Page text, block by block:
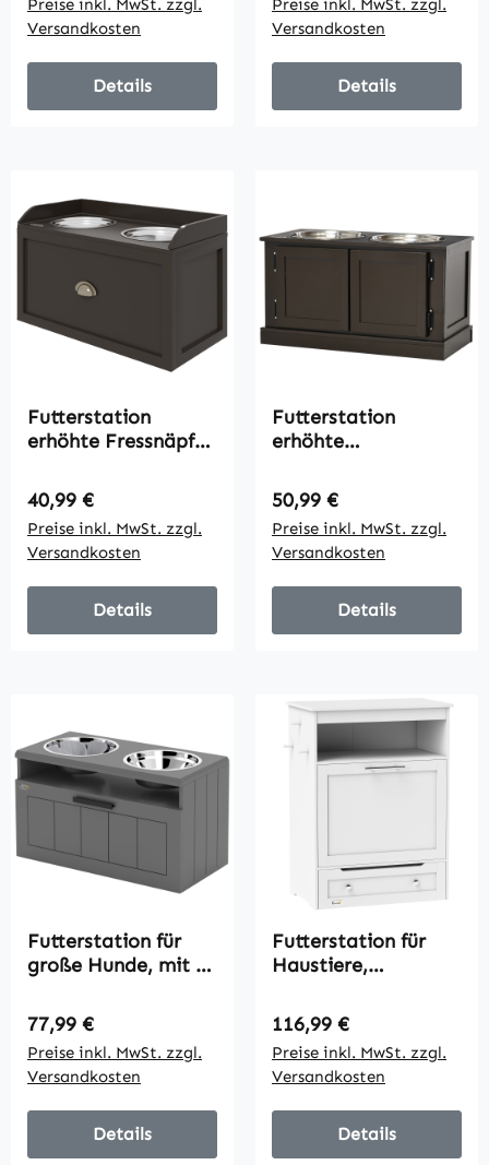
Mahlzeiten, LED-
Display, Kühlakku
Grau
Preise inkl. MwSt. zzgl.
Versandkosten
Details
x 42cm, Weiß + Grau
Preise inkl. MwSt. zzgl.
Versandkosten
Details
Futterstation
erhöhte Fressnäpfe
Edelstahlschalen, 1
Stauraum, 60 x 30
x36 cm, Braun
Regulärer Preis:
40,99 €
Preise inkl. MwSt. zzgl.
Versandkosten
Details
Futterstation
erhöhte
inklusive Stauraum,
60 cm x 30 cm x 34
cm, Braun + Silber
Regulärer Preis:
50,99 €
Preise inkl. MwSt. zzgl.
Versandkosten
Details
Futterstation für
große Hunde, mit 2
Schublade,
Futterspender für
Haustiere, MDF,
Stahl, Grau
Regulärer Preis:
77,99 €
Preise inkl. MwSt. zzgl.
Versandkosten
Details
Futterstation für
Haustiere,
nk für
Haustierbedarf, mit
Futterschüsseln,
Haken für Leinen,
MDF, Weiß
Regulärer Preis:
116,99 €
Preise inkl. MwSt. zzgl.
Versandkosten
Details